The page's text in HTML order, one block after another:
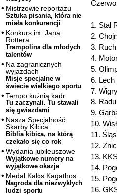
Mistrzowie reportażu
Sztuka pisania, która nie
miała konkurencji
Konkurs im. Jana
Rottera
Trampolina dla młodych
talentów
Na zagranicznych
wyjazdach
Misje specjalne w
świecie wielkiego sportu
Tempo kuźnią kadr
Tu zaczynali. Tu stawali
się gwiazdami
Nasza Specjalność:
Skarby Kibica
Biblia kibica, na którą
czekało się co rok
Wydania jubileuszowe
Wyjątkowe numery na
wyjątkowe okazje
Medal Kalos Kagathos
Nagroda dla niezwykłych
ludzi sportu
1.
2.
3.
4.
5.
6.
7.
8.
9.
10.
11.
12.
13.
14.
15.
16.